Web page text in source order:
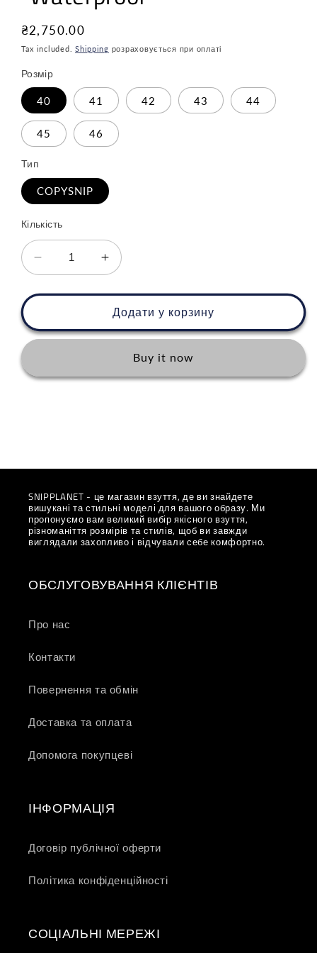
Звичайна
ціна
₴2,750.00
Tax included.Shipping розраховується при оплаті
Розмір
40 41 42 43 44
45 46
Тип
COPYSNIP
Кількість
Зменшити
кількість
для
Air
Max
Grey
Збільшити
кількість
для
Nike
Air
Max
Grey
Додати у корзину
Buy it now
SNIPPLANET - це магазин взуття, де ви знайдете
вишукані та стильні моделі для вашого образу. Ми
пропонуємо вам великий вибір якісного взуття,
різноманіття розмірів та стилів, щоб ви завжди
виглядали захопливо і відчували себе комфортно.
ОБСЛУГОВУВАННЯ КЛІЄНТІВ
Про нас
Контакти
Повернення та обмін
Доставка та оплата
Допомога покупцеві
ІНФОРМАЦІЯ
Договір публічної оферти
Політика конфіденційності
СОЦІАЛЬНІ МЕРЕЖІ